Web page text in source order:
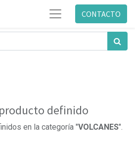
CONTACTO
definido
en la categoría "VOLCANES".